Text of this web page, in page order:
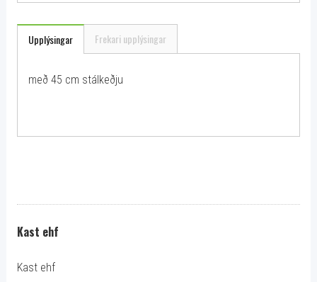
Upplýsingar Frekari upplýsingar
með 45 cm stálkeðju
Kast ehf
Kast ehf